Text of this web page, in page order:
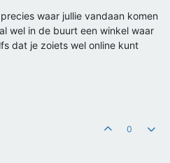
waar jullie vandaan komen
wel in de buurt een winkel waar
dat je zoiets wel online kunt
0